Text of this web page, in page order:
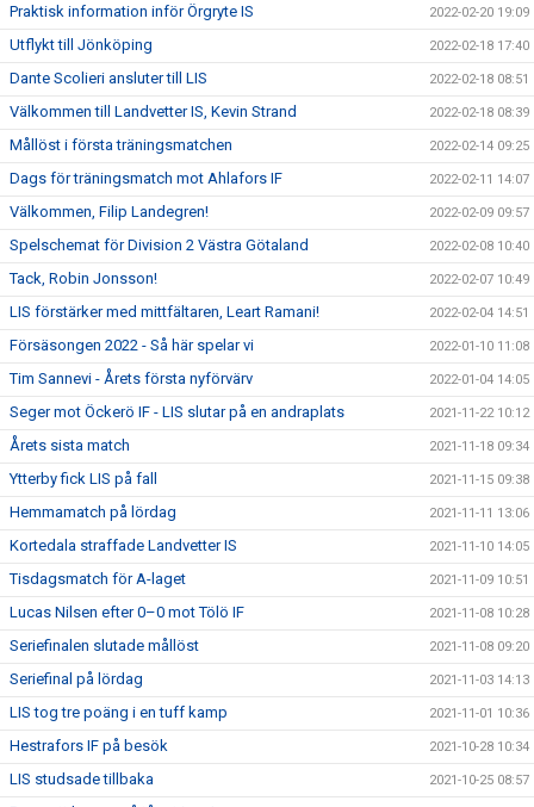
Praktisk information inför Örgryte IS 2022-02-20 19:09
Utflykt till Jönköping 2022-02-18 17:40
Dante Scolieri ansluter till LIS 2022-02-18 08:51
Välkommen till Landvetter IS, Kevin Strand 2022-02-18 08:39
Mållöst i första träningsmatchen 2022-02-14 09:25
Dags för träningsmatch mot Ahlafors IF 2022-02-11 14:07
Välkommen, Filip Landegren! 2022-02-09 09:57
Spelschemat för Division 2 Västra Götaland 2022-02-08 10:40
Tack, Robin Jonsson! 2022-02-07 10:49
LIS förstärker med mittfältaren, Leart Ramani! 2022-02-04 14:51
Försäsongen 2022 - Så här spelar vi 2022-01-10 11:08
Tim Sannevi - Årets första nyförvärv 2022-01-04 14:05
Seger mot Öckerö IF - LIS slutar på en andraplats 2021-11-22 10:12
Årets sista match 2021-11-18 09:34
Ytterby fick LIS på fall 2021-11-15 09:38
Hemmamatch på lördag 2021-11-11 13:06
Kortedala straffade Landvetter IS 2021-11-10 14:05
Tisdagsmatch för A-laget 2021-11-09 10:51
Lucas Nilsen efter 0–0 mot Tölö IF 2021-11-08 10:28
Seriefinalen slutade mållöst 2021-11-08 09:20
Seriefinal på lördag 2021-11-03 14:13
LIS tog tre poäng i en tuff kamp 2021-11-01 10:36
Hestrafors IF på besök 2021-10-28 10:34
LIS studsade tillbaka 2021-10-25 08:57